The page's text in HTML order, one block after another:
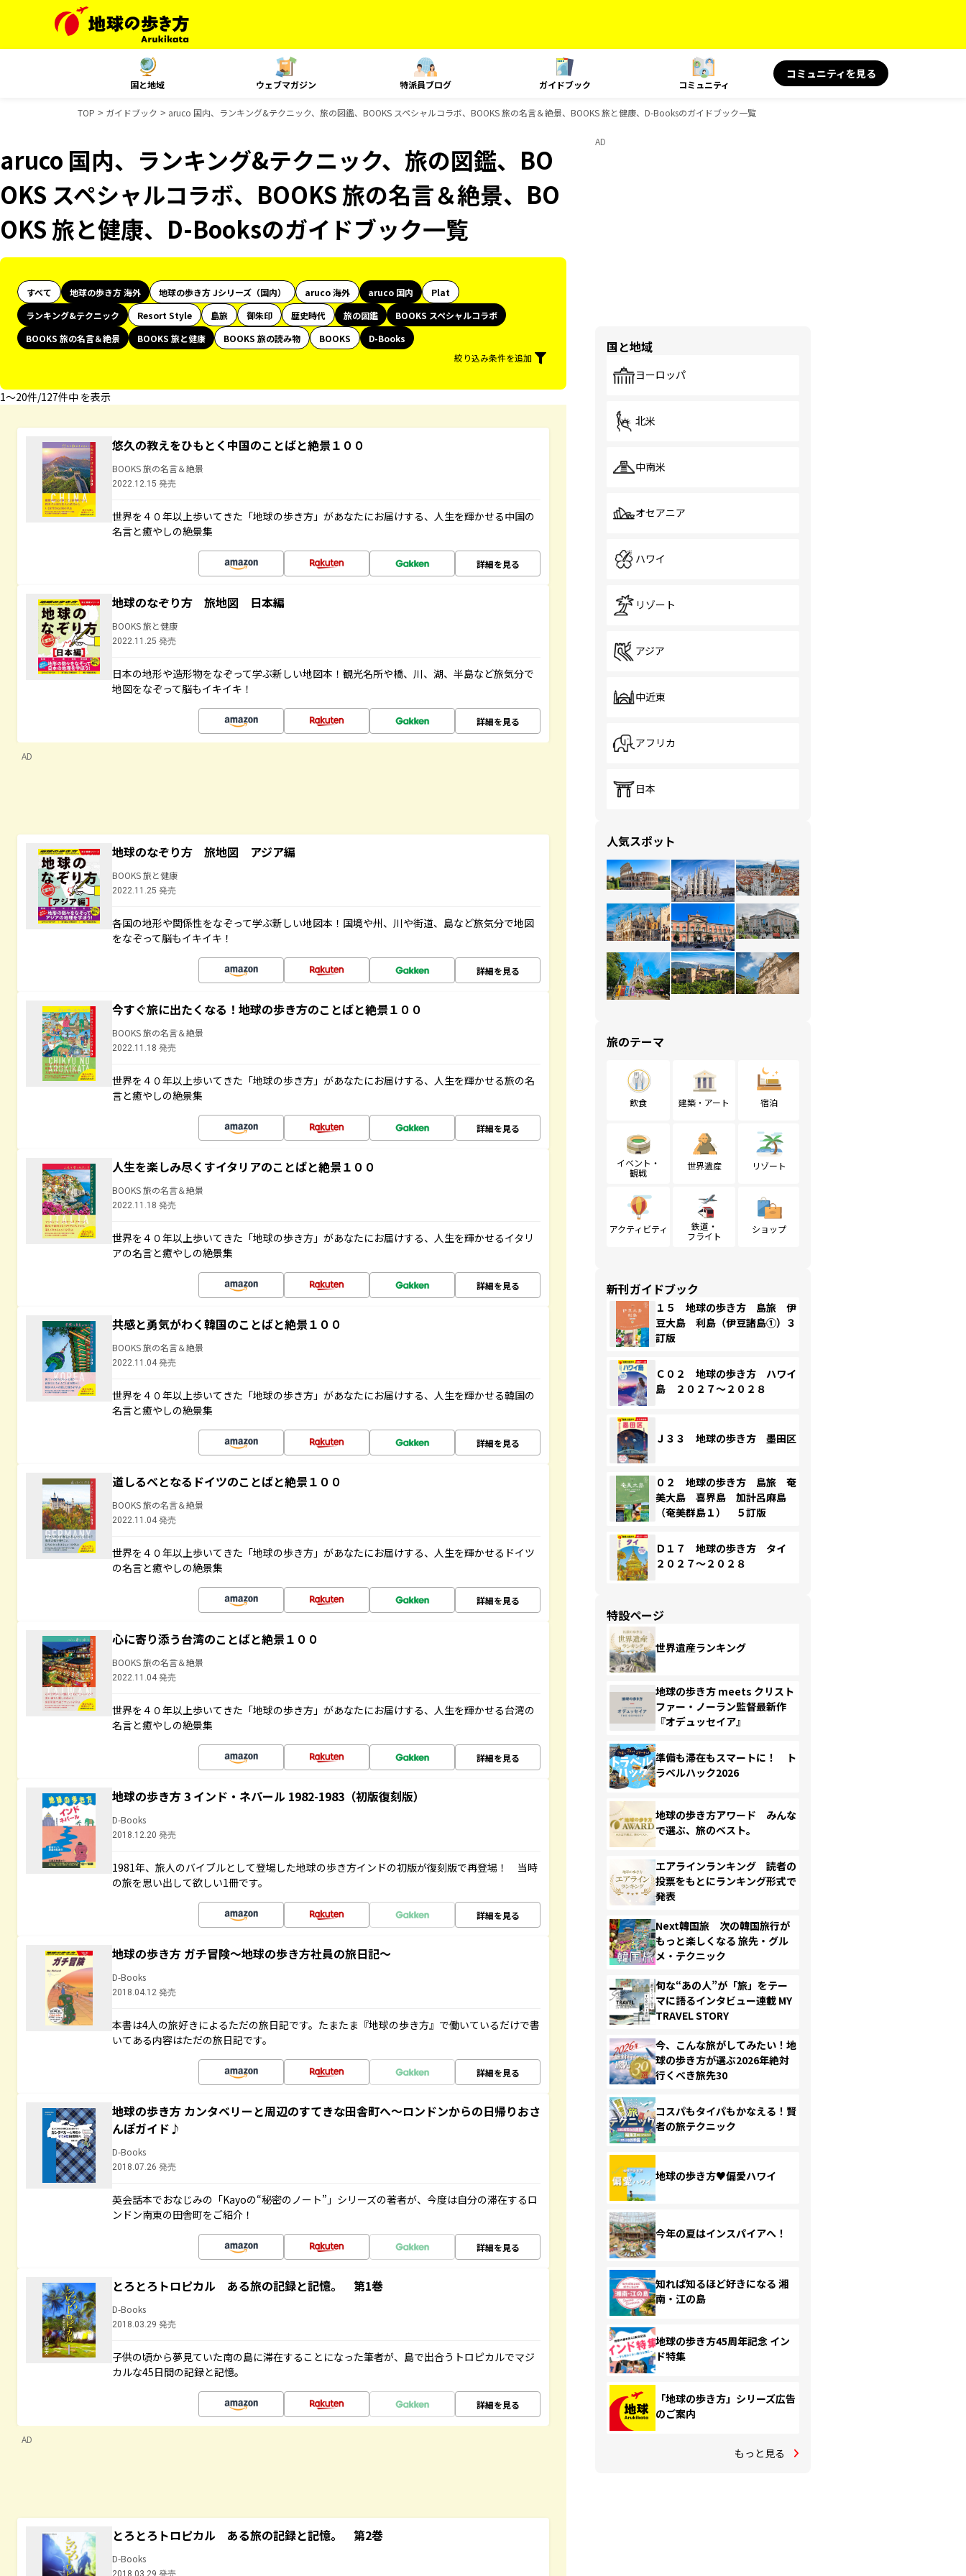
国と地域 ウェブマガジン 特派員ブログ ガイドブック コミュニティ
コミュニティを見る
TOP ガイドブック aruco 国内、ランキング&テクニック、旅の図鑑、BOOKS スペシャルコラボ、BOOKS 旅の名言＆絶景、BOOKS 旅と健康、D-Booksのガイドブック一覧
aruco 国内、ランキング&テクニック、旅の図鑑、BO
OKS スペシャルコラボ、BOOKS 旅の名言＆絶景、BO
OKS 旅と健康、D-Booksのガイドブック一覧
すべて 地球の歩き方 海外 地球の歩き方 Jシリーズ（国内） aruco 海外 aruco 国内
Plat
ランキング&テクニック
Resort Style 島旅 御朱印 歴史時代 旅の図鑑
BOOKS スペシャルコラボ
BOOKS 旅の名言＆絶景
BOOKS 旅と健康 BOOKS 旅の読み物 BOOKS
D-Books
絞り込み条件を追加
1〜20件/127件中 を表示
悠久の教えをひもとく中国のことばと絶景１００
BOOKS 旅の名言＆絶景
2022.12.15 発売
世界を４０年以上歩いてきた「地球の歩き方」があなたにお届けする、人生を輝かせる中国の
名言と癒やしの絶景集
詳細を見る
地球のなぞり方 旅地図 日本編
BOOKS 旅と健康
2022.11.25 発売
日本の地形や造形物をなぞって学ぶ新しい地図本！観光名所や橋、川、湖、半島など旅気分で
地図をなぞって脳もイキイキ！
詳細を見る
AD
地球のなぞり方 旅地図 アジア編
BOOKS 旅と健康
2022.11.25 発売
各国の地形や関係性をなぞって学ぶ新しい地図本！国境や州、川や街道、島など旅気分で地図
をなぞって脳もイキイキ！
詳細を見る
今すぐ旅に出たくなる！地球の歩き方のことばと絶景１００
BOOKS 旅の名言＆絶景
2022.11.18 発売
世界を４０年以上歩いてきた「地球の歩き方」があなたにお届けする、人生を輝かせる旅の名
言と癒やしの絶景集
詳細を見る
人生を楽しみ尽くすイタリアのことばと絶景１００
BOOKS 旅の名言＆絶景
2022.11.18 発売
世界を４０年以上歩いてきた「地球の歩き方」があなたにお届けする、人生を輝かせるイタリ
アの名言と癒やしの絶景集
詳細を見る
共感と勇気がわく韓国のことばと絶景１００
BOOKS 旅の名言＆絶景
2022.11.04 発売
世界を４０年以上歩いてきた「地球の歩き方」があなたにお届けする、人生を輝かせる韓国の
名言と癒やしの絶景集
詳細を見る
道しるべとなるドイツのことばと絶景１００
BOOKS 旅の名言＆絶景
2022.11.04 発売
世界を４０年以上歩いてきた「地球の歩き方」があなたにお届けする、人生を輝かせるドイツ
の名言と癒やしの絶景集
詳細を見る
心に寄り添う台湾のことばと絶景１００
BOOKS 旅の名言＆絶景
2022.11.04 発売
世界を４０年以上歩いてきた「地球の歩き方」があなたにお届けする、人生を輝かせる台湾の
名言と癒やしの絶景集
詳細を見る
地球の歩き方 3 インド・ネパール 1982-1983（初版復刻版）
D-Books
2018.12.20 発売
1981年、旅人のバイブルとして登場した地球の歩き方インドの初版が復刻版で再登場！ 当時
の旅を思い出して欲しい1冊です。
詳細を見る
地球の歩き方 ガチ冒険～地球の歩き方社員の旅日記～
D-Books
2018.04.12 発売
本書は4人の旅好きによるただの旅日記です。たまたま『地球の歩き方』で働いているだけで書
いてある内容はただの旅日記です。
詳細を見る
地球の歩き方 カンタベリーと周辺のすてきな田舎町へ～ロンドンからの日帰りおさ
んぽガイド♪
D-Books
2018.07.26 発売
英会話本でおなじみの「Kayoの“秘密のノート”」シリーズの著者が、今度は自分の滞在するロ
ンドン南東の田舎町をご紹介！
詳細を見る
とろとろトロピカル ある旅の記録と記憶。 第1巻
D-Books
2018.03.29 発売
子供の頃から夢見ていた南の島に滞在することになった筆者が、島で出合うトロピカルでマジ
カルな45日間の記録と記憶。
詳細を見る
AD
とろとろトロピカル ある旅の記録と記憶。 第2巻
D-Books
2018.03.29 発売
AD
国と地域
ヨーロッパ
北米
中南米
オセアニア
ハワイ
リゾート
アジア
中近東
アフリカ
日本
人気スポット
旅のテーマ
飲食 建築・アート 宿泊
イベント・
観戦
世界遺産 リゾート
アクティビティ
鉄道・
フライト
ショップ
新刊ガイドブック
１５ 地球の歩き方 島旅 伊
豆大島 利島（伊豆諸島①）３
訂版
Ｃ０２ 地球の歩き方 ハワイ
島 ２０２７～２０２８
Ｊ３３ 地球の歩き方 墨田区
０２ 地球の歩き方 島旅 奄
美大島 喜界島 加計呂麻島
（奄美群島１） ５訂版
Ｄ１７ 地球の歩き方 タイ
２０２７～２０２８
特設ページ
世界遺産ランキング
地球の歩き方 meets クリスト
ファー・ノーラン監督最新作
『オデュッセイア』
準備も滞在もスマートに！ ト
ラベルハック2026
地球の歩き方アワード みんな
で選ぶ、旅のベスト。
エアラインランキング 読者の
投票をもとにランキング形式で
発表
Next韓国旅 次の韓国旅行が
もっと楽しくなる 旅先・グル
メ・テクニック
旬な“あの人”が「旅」をテー
マに語るインタビュー連載 MY
TRAVEL STORY
今、こんな旅がしてみたい！地
球の歩き方が選ぶ2026年絶対
行くべき旅先30
コスパもタイパもかなえる！賢
者の旅テクニック
地球の歩き方♥偏愛ハワイ
今年の夏はインスパイアへ！
知れば知るほど好きになる 湘
南・江の島
地球の歩き方45周年記念 イン
ド特集
「地球の歩き方」シリーズ広告
のご案内
もっと見る